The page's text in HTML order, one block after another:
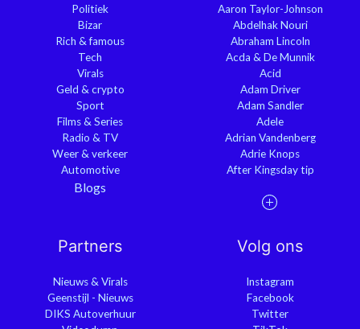
Politiek
Bizar
Rich & famous
Tech
Virals
Geld & crypto
Sport
Films & Series
Radio & TV
Weer & verkeer
Automotive
Blogs
Aaron Taylor-Johnson
Abdelhak Nouri
Abraham Lincoln
Acda & De Munnik
Acid
Adam Driver
Adam Sandler
Adele
Adrian Vandenberg
Adrie Knops
After Kingsday tip
Partners
Nieuws & Virals
Geenstijl - Nieuws
DIKS Autoverhuur
Volg ons
Instagram
Facebook
Twitter